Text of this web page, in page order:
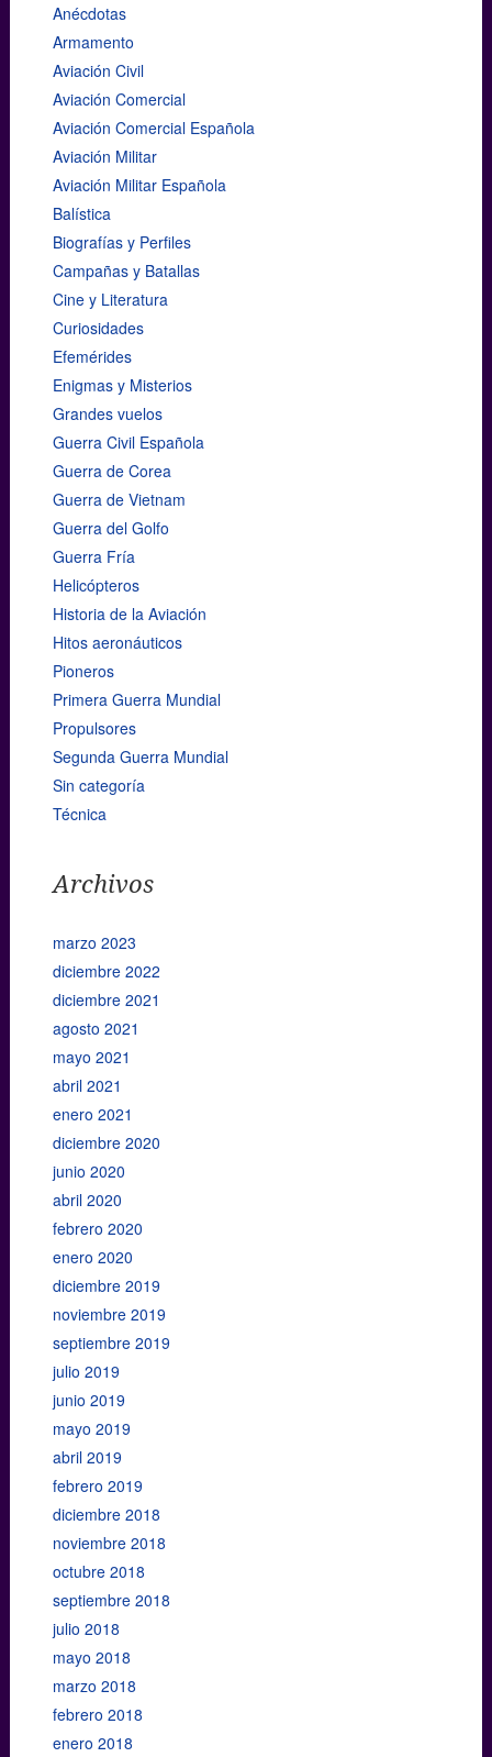
Anécdotas
Armamento
Aviación Civil
Aviación Comercial
Aviación Comercial Española
Aviación Militar
Aviación Militar Española
Balística
Biografías y Perfiles
Campañas y Batallas
Cine y Literatura
Curiosidades
Efemérides
Enigmas y Misterios
Grandes vuelos
Guerra Civil Española
Guerra de Corea
Guerra de Vietnam
Guerra del Golfo
Guerra Fría
Helicópteros
Historia de la Aviación
Hitos aeronáuticos
Pioneros
Primera Guerra Mundial
Propulsores
Segunda Guerra Mundial
Sin categoría
Técnica
Archivos
marzo 2023
diciembre 2022
diciembre 2021
agosto 2021
mayo 2021
abril 2021
enero 2021
diciembre 2020
junio 2020
abril 2020
febrero 2020
enero 2020
diciembre 2019
noviembre 2019
septiembre 2019
julio 2019
junio 2019
mayo 2019
abril 2019
febrero 2019
diciembre 2018
noviembre 2018
octubre 2018
septiembre 2018
julio 2018
mayo 2018
marzo 2018
febrero 2018
enero 2018